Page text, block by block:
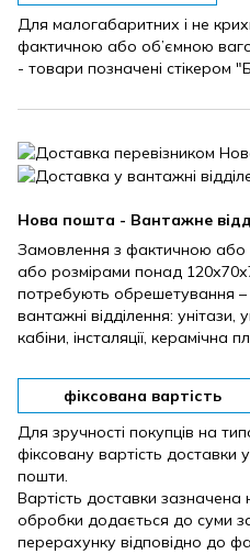
Для малогабаритних і не
фактичною або об’ємною
- товари позначені
Нова пошта - Вантажне
Замовлення з фактичною або
або розмірами понад
потребують обрешетування
вантажні відділення: унітази,
кабіни, інсталяції, керамічна
фіксована вартість
Для зручності покупців на
фіксовану вартість доставки
пошти.
Вартість доставки зазначена
обробки додається до суми
перерахунку відповідно до